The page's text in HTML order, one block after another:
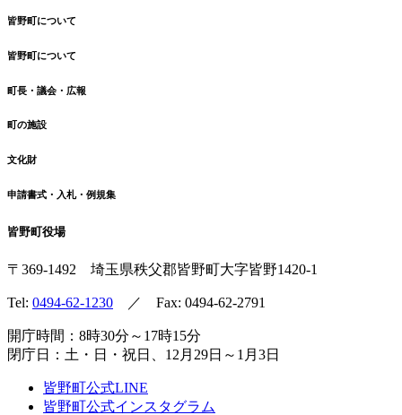
皆野町について
皆野町について
町長・議会・広報
町の施設
文化財
申請書式・入札・例規集
皆野町役場
〒369-1492 埼玉県秩父郡皆野町大字皆野1420-1
Tel: 0494-62-1230 ／ Fax: 0494-62-2791
開庁時間：8時30分～17時15分
閉庁日：土・日・祝日、12月29日～1月3日
皆野町公式LINE
皆野町公式インスタグラム